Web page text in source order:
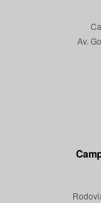
Av.